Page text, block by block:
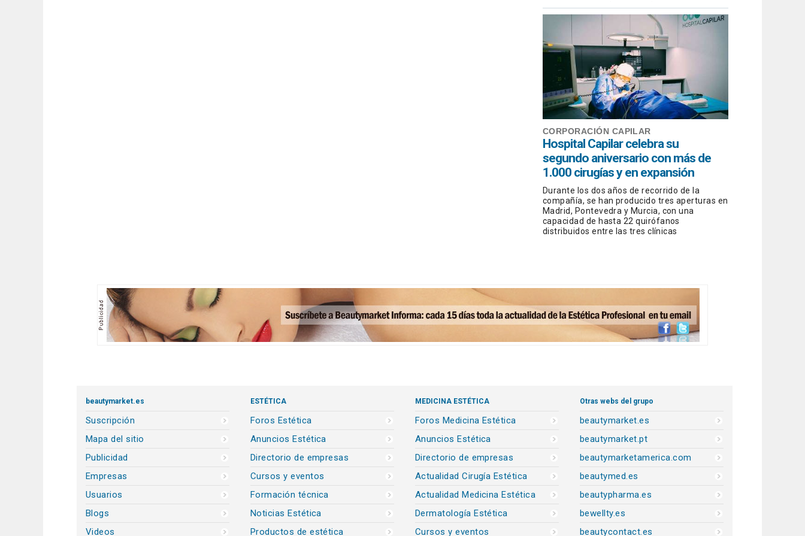
CORPORACIÓN CAPILAR
Hospital Capilar celebra su
segundo aniversario con más de
1.000 cirugías y en expansión
Durante los dos años de recorrido de la
compañía, se han producido tres aperturas en
Madrid, Pontevedra y Murcia, con una
capacidad de hasta 22 quirófanos
distribuidos entre las tres clínicas
beautymarket.es
Suscripción
Mapa del sitio
Publicidad
Empresas
Usuarios
Blogs
Videos
ESTÉTICA
Foros Estética
Anuncios Estética
Directorio de empresas
Cursos y eventos
Formación técnica
Noticias Estética
Productos de estética
MEDICINA ESTÉTICA
Foros Medicina Estética
Anuncios Estética
Directorio de empresas
Actualidad Cirugía Estética
Actualidad Medicina Estética
Dermatología Estética
Cursos y eventos
Otras webs del grupo
beautymarket.es
beautymarket.pt
beautymarketamerica.com
beautymed.es
beautypharma.es
bewellty.es
beautycontact.es